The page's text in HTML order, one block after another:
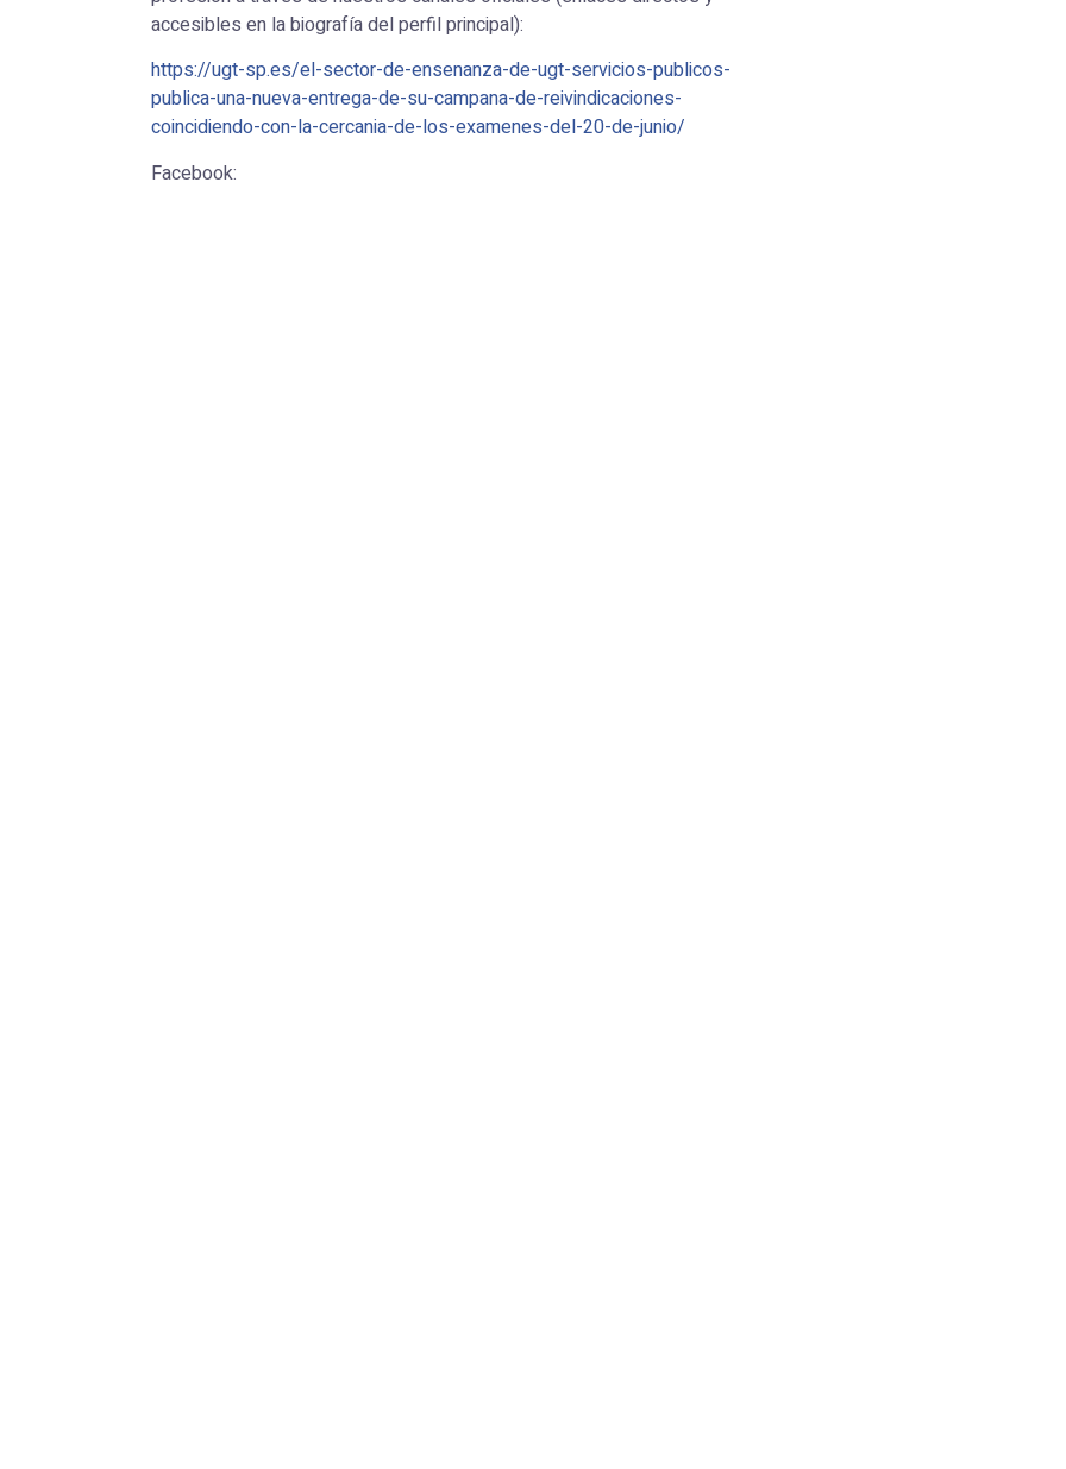
accesibles en la biografía del perfil principal):
https://ugt-sp.es/el-sector-de-ensenanza-de-ugt-servicios-publicos-
publica-una-nueva-entrega-de-su-campana-de-reivindicaciones-
coincidiendo-con-la-cercania-de-los-examenes-del-20-de-junio/
Facebook: